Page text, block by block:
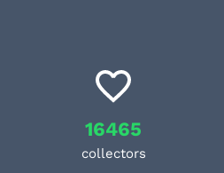
16465
collectors